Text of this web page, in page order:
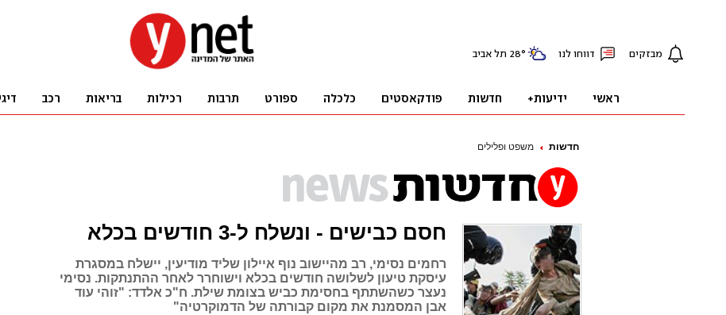
חדשות משפט ופלילים
חסם כבישים - ונשלח ל-3 חודשים בכלא
רחמים נסימי, רב מהיישוב נוף איילון שליד מודיעין, יישלח במסגרת
עיסקת טיעון לשלושה חודשים בכלא וישוחרר לאחר ההתנתקות. נסימי
נעצר כשהשתתף בחסימת כביש בצומת שילת. ח"כ אלדד: "זוהי עוד
אבן המסמנת את מקום קבורתה של הדמוקרטיה"